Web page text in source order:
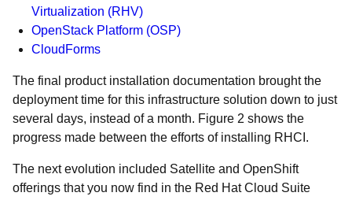
Virtualization (RHV)
OpenStack Platform (OSP)
CloudForms
The final product installation documentation brought the
deployment time for this infrastructure solution down to just
several days, instead of a month. Figure 2 shows the
progress made between the efforts of installing RHCI.
The next evolution included Satellite and OpenShift
offerings that you now find in the Red Hat Cloud Suite